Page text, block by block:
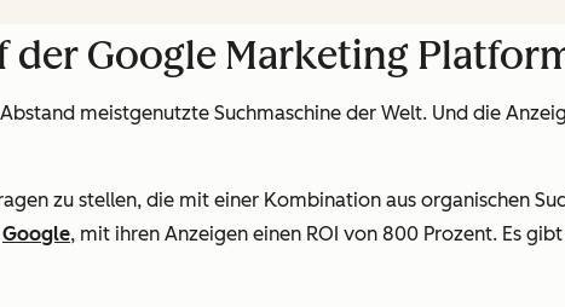
der Google Marketing
meistgenutzte Suchmaschine der Welt. Und die
zu stellen, die mit einer Kombination aus organischen
Google, mit ihren Anzeigen einen ROI von 800 Prozent. Es